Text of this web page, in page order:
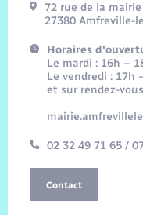
72 rue de la mairie
27380 Amfreville-
Horaires
Le mardi : 16h –
Le vendredi : 17h
et sur rendez-vous
02 32 49 71 65 /
Contact